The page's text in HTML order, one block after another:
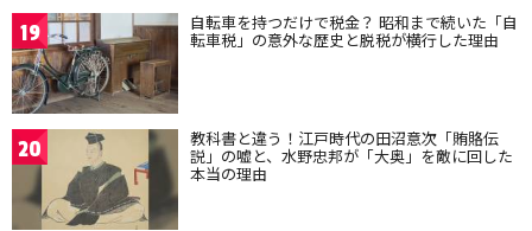
19 自転車を持つだけで税金？ 昭和まで続いた「自
転車税」の意外な歴史と脱税が横行した理由
20 教科書と違う！江戸時代の田沼意次「賄賂伝
説」の嘘と、水野忠邦が「大奥」を敵に回した
本当の理由